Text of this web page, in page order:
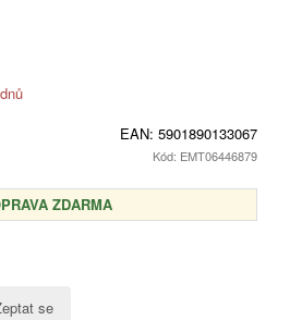
EAN: 5901890133067
Kód: EMT06446879
ZDARMA
se